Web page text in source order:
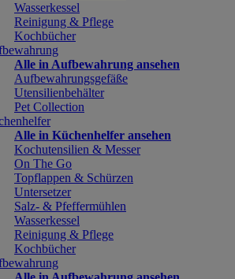
Wasserkessel
Reinigung & Pflege
Kochbücher
Alle in Aufbewahrung ansehen
Aufbewahrungsgefäße
Utensilienbehälter
Pet Collection
Alle in Küchenhelfer ansehen
Kochutensilien & Messer
On The Go
Topflappen & Schürzen
Untersetzer
Salz- & Pfeffermühlen
Wasserkessel
Reinigung & Pflege
Kochbücher